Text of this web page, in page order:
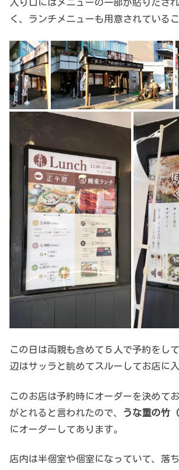
入り口にはメニューの一部が貼りださ
く、ランチメニューも用意されている
この日は両親も含めて５人で予約をし
辺はサッラと眺めてスルーしてお店に入
このお店は予約時にオーダーを決めて
がとれると言われたので、
うな重の竹
にオーダーしてあります。
店内は半個室や個室になっていて、落